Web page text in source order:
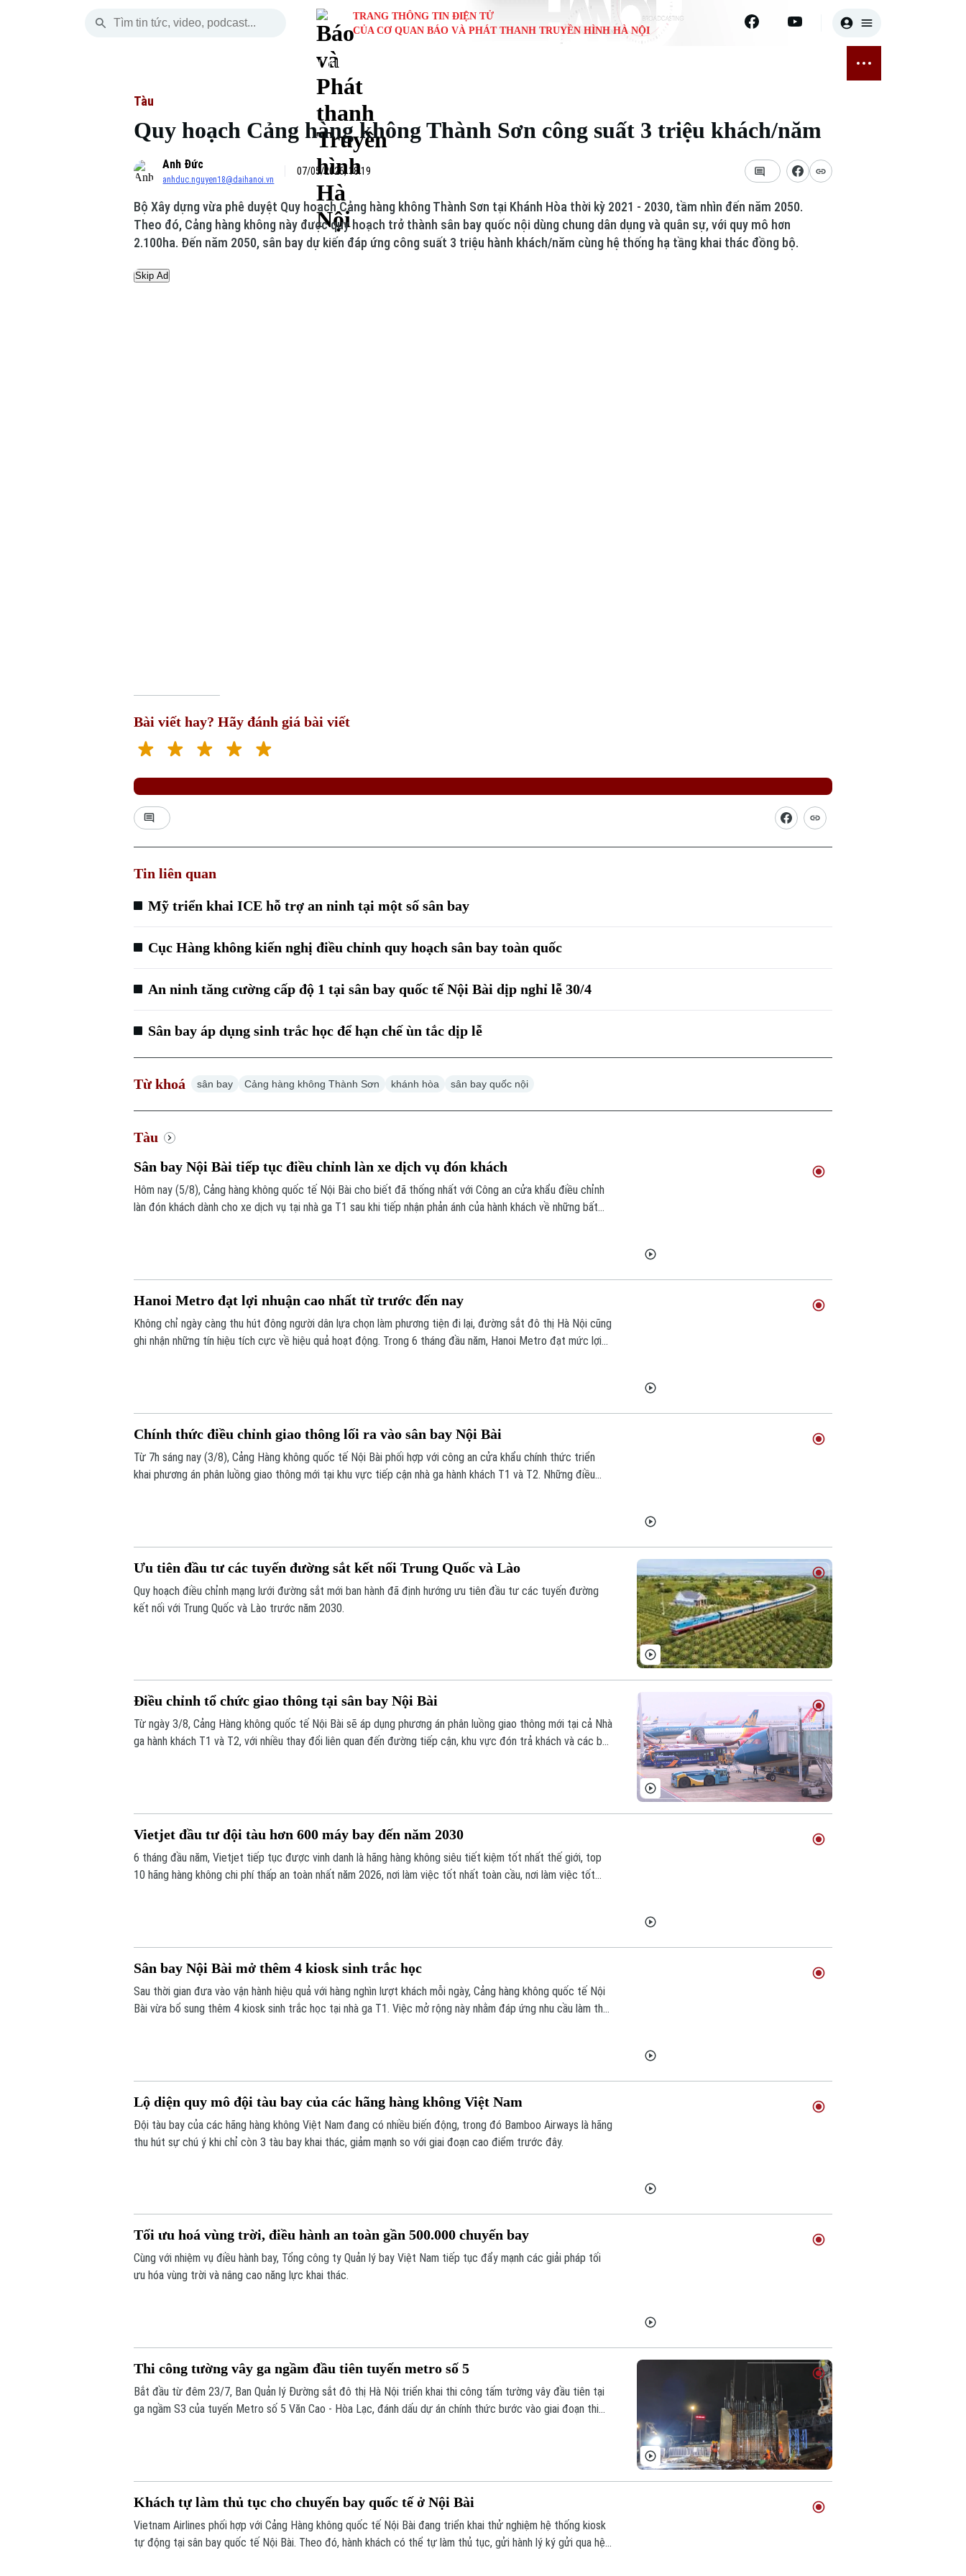
TRANG THÔNG TIN ĐIỆN TỬ
CỦA CƠ QUAN BÁO VÀ PHÁT THANH TRUYỀN HÌNH HÀ NỘI
Chính trị
Xã hội
An ninh trật tự
Công nghệ
Nhịp sống Hà Nội
Người Hà Nội
Khoảnh khắc Hà Nội
Ẩm thực
THẾ GIỚI
Tin tức
Quân sự
Hồ sơ
Người Việt 4 phương
KINH TẾ
Tin tức
Cafe sáng
Tài chính Ngân hàng
Doanh nghiệp
Đầu tư
Đất đai
Kinh nghiệm
Tàu
Thị trường
Đánh giá
Tuyển sinh Làng nghề Dinh dưỡng Quần vợt Sao
Điện ảnh
Thời trang
Âm nhạc
Tàu
Quy hoạch Cảng hàng không Thành Sơn công suất 3 triệu khách/năm
Anh Đức
anhduc.nguyen18@daihanoi.vn
07/05/2026, 18:19
Bộ Xây dựng vừa phê duyệt Quy hoạch Cảng hàng không Thành Sơn tại Khánh Hòa thời kỳ 2021 - 2030, tầm nhìn đến năm 2050.
Theo đó, Cảng hàng không này được quy hoạch trở thành sân bay quốc nội dùng chung dân dụng và quân sự, với quy mô hơn
2.100ha. Đến năm 2050, sân bay dự kiến đáp ứng công suất 3 triệu hành khách/năm cùng hệ thống hạ tầng khai thác đồng bộ.
Skip Ad
Bài viết hay? Hãy đánh giá bài viết
Tin liên quan
Mỹ triển khai ICE hỗ trợ an ninh tại một số sân bay
Cục Hàng không kiến nghị điều chỉnh quy hoạch sân bay toàn quốc
An ninh tăng cường cấp độ 1 tại sân bay quốc tế Nội Bài dịp nghỉ lễ 30/4
Sân bay áp dụng sinh trắc học để hạn chế ùn tắc dịp lễ
Từ khoá sân bay Cảng hàng không Thành Sơn khánh hòa sân bay quốc nội
Tàu
Sân bay Nội Bài tiếp tục điều chỉnh làn xe dịch vụ đón khách
Hôm nay (5/8), Cảng hàng không quốc tế Nội Bài cho biết đã thống nhất với Công an cửa khẩu điều chỉnh
làn đón khách dành cho xe dịch vụ tại nhà ga T1 sau khi tiếp nhận phản ánh của hành khách về những bất
Hanoi Metro đạt lợi nhuận cao nhất từ trước đến nay
Không chỉ ngày càng thu hút đông người dân lựa chọn làm phương tiện đi lại, đường sắt đô thị Hà Nội cũng
ghi nhận những tín hiệu tích cực về hiệu quả hoạt động. Trong 6 tháng đầu năm, Hanoi Metro đạt mức lợi
Chính thức điều chỉnh giao thông lối ra vào sân bay Nội Bài
Từ 7h sáng nay (3/8), Cảng Hàng không quốc tế Nội Bài phối hợp với công an cửa khẩu chính thức triển
khai phương án phân luồng giao thông mới tại khu vực tiếp cận nhà ga hành khách T1 và T2. Những điều
Ưu tiên đầu tư các tuyến đường sắt kết nối Trung Quốc và Lào
Quy hoạch điều chỉnh mạng lưới đường sắt mới ban hành đã định hướng ưu tiên đầu tư các tuyến đường
kết nối với Trung Quốc và Lào trước năm 2030.
Điều chỉnh tổ chức giao thông tại sân bay Nội Bài
Từ ngày 3/8, Cảng Hàng không quốc tế Nội Bài sẽ áp dụng phương án phân luồng giao thông mới tại cả Nhà
ga hành khách T1 và T2, với nhiều thay đổi liên quan đến đường tiếp cận, khu vực đón trả khách và các bãi
Vietjet đầu tư đội tàu hơn 600 máy bay đến năm 2030
6 tháng đầu năm, Vietjet tiếp tục được vinh danh là hãng hàng không siêu tiết kiệm tốt nhất thế giới, top
10 hãng hàng không chi phí thấp an toàn nhất năm 2026, nơi làm việc tốt nhất toàn cầu, nơi làm việc tốt
Sân bay Nội Bài mở thêm 4 kiosk sinh trắc học
Sau thời gian đưa vào vận hành hiệu quả với hàng nghìn lượt khách mỗi ngày, Cảng hàng không quốc tế Nội
Bài vừa bổ sung thêm 4 kiosk sinh trắc học tại nhà ga T1. Việc mở rộng này nhằm đáp ứng nhu cầu làm thủ
Lộ diện quy mô đội tàu bay của các hãng hàng không Việt Nam
Đội tàu bay của các hãng hàng không Việt Nam đang có nhiều biến động, trong đó Bamboo Airways là hãng
thu hút sự chú ý khi chỉ còn 3 tàu bay khai thác, giảm mạnh so với giai đoạn cao điểm trước đây.
Tối ưu hoá vùng trời, điều hành an toàn gần 500.000 chuyến bay
Cùng với nhiệm vụ điều hành bay, Tổng công ty Quản lý bay Việt Nam tiếp tục đẩy mạnh các giải pháp tối
ưu hóa vùng trời và nâng cao năng lực khai thác.
Thi công tường vây ga ngầm đầu tiên tuyến metro số 5
Bắt đầu từ đêm 23/7, Ban Quản lý Đường sắt đô thị Hà Nội triển khai thi công tấm tường vây đầu tiên tại
ga ngầm S3 của tuyến Metro số 5 Văn Cao - Hòa Lạc, đánh dấu dự án chính thức bước vào giai đoạn thi
Khách tự làm thủ tục cho chuyến bay quốc tế ở Nội Bài
Vietnam Airlines phối hợp với Cảng Hàng không quốc tế Nội Bài đang triển khai thử nghiệm hệ thống kiosk
tự động tại sân bay quốc tế Nội Bài. Theo đó, hành khách có thể tự làm thủ tục, gửi hành lý ký gửi qua hệ